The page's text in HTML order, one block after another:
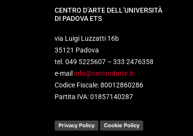
CENTRO D’ARTE DELL’UNIVERSITÀ
DI PADOVA ETS
via Luigi Luzzatti 16b
35121 Padova
tel. 049 5225607 – 333 2476358
e-mail info@centrodarte.it
Codice Fiscale: 80012860286
Partita IVA: 01857140287
Privacy Policy Cookie Policy